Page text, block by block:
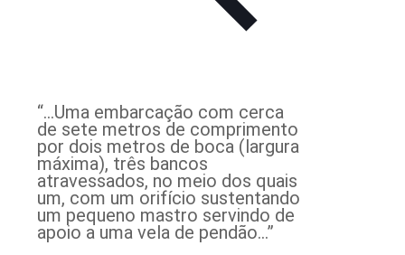
“…Uma embarcação com cerca
de sete metros de comprimento
por dois metros de boca (largura
máxima), três bancos
atravessados, no meio dos quais
um, com um orifício sustentando
um pequeno mastro servindo de
apoio a uma vela de pendão…”